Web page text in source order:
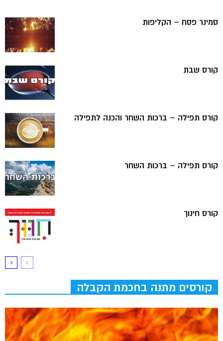
סמינר פסח – הקליפות
קורס שבת
קורס תפילה – ברכות השחר והכנה לתפילה
קורס תפילה – ברכות השחר
קורס חינוך
קורסים מתנה בחכמת הקבלה